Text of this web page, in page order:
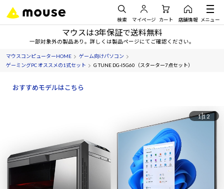
検索 マイページ カート 店舗情報 メニュー
マウスは3年保証で送料無料
一部対象外の製品あり。詳しくは製品ページにてご確認ください。
マウスコンピューターHOME
ゲーム向けパソコン
ゲーミングPC オススメの1式セット
G TUNE DG-I5G60（スターター7点セット）
おすすめモデルはこちら
112